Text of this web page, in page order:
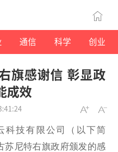
通信 科学 创业
旗感谢信 彰显政
成效
科技有限公司（以下简
苏尼特右旗政府颁发的感